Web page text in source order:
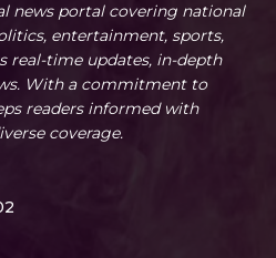
news portal covering national
entertainment, sports,
real-time updates, in-depth
With a commitment to
readers informed with
coverage.